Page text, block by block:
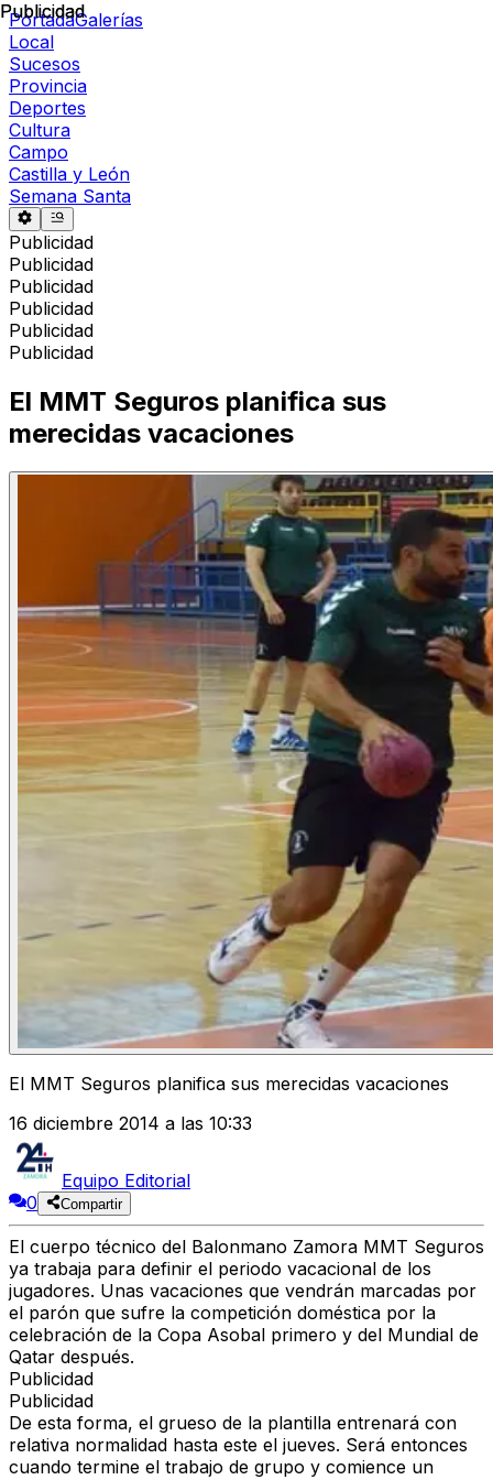
PortadaGalerías
Local
Sucesos
Provincia
Deportes
Cultura
Campo
Castilla y León
Semana Santa
Publicidad
Publicidad
Publicidad
Publicidad
Publicidad
Publicidad
Publicidad
El MMT Seguros planifica sus
merecidas vacaciones
El MMT Seguros planifica sus merecidas vacaciones
16 diciembre 2014 a las 10:33
Equipo Editorial
0
Compartir
El cuerpo técnico del Balonmano Zamora MMT Seguros
ya trabaja para definir el periodo vacacional de los
jugadores. Unas vacaciones que vendrán marcadas por
el parón que sufre la competición doméstica por la
celebración de la Copa Asobal primero y del Mundial de
Qatar después.
Publicidad
Publicidad
De esta forma, el grueso de la plantilla entrenará con
relativa normalidad hasta este el jueves. Será entonces
cuando termine el trabajo de grupo y comience un
Publicidad